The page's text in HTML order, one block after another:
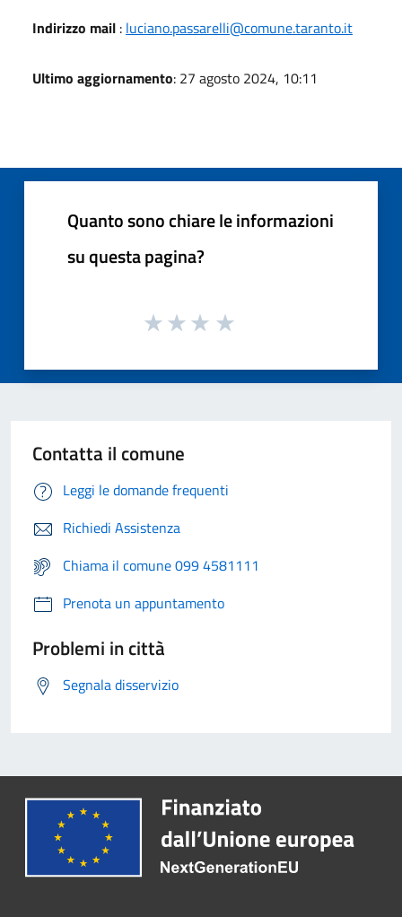
Indirizzo mail : luciano.passarelli@comune.taranto.it
Ultimo aggiornamento: 27 agosto 2024, 10:11
Quanto sono chiare le informazioni
su questa pagina?
Contatta il comune
Leggi le domande frequenti
Richiedi Assistenza
Chiama il comune 099 4581111
Prenota un appuntamento
Problemi in città
Segnala disservizio